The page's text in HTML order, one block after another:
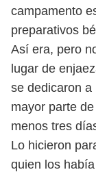
campamento
preparativos
Así era, pero
lugar de
se dedicaron a
mayor parte
menos tres
Lo hicieron
quien los